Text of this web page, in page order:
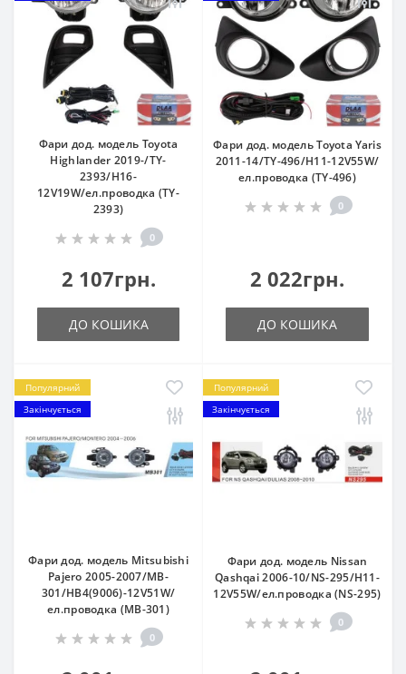
Фари дод. модель Toyota
Highlander 2019-/TY-
2393/H16-
12V19W/eл.проводка (TY-
2393)
0
2 107грн.
ДО КОШИКА
Фари дод. модель Toyota Yaris
2011-14/TY-496/H11-12V55W/
ел.проводка (TY-496)
0
2 022грн.
ДО КОШИКА
Популярний
Закінчується
Фари дод. модель Mitsubishi
Pajero 2005-2007/MB-
301/HB4(9006)-12V51W/
ел.проводка (MB-301)
0
Популярний
Закінчується
Фари дод. модель Nissan
Qashqai 2006-10/NS-295/H11-
12V55W/ел.проводка (NS-295)
0